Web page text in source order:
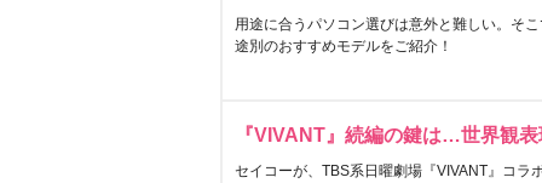
用途に合うパソコン選びは意外と難しい。そ
途別のおすすめモデルをご紹介！
『VIVANT』続編の鍵は…世界観
セイコーが、TBS系日曜劇場『VIVANT』コラ